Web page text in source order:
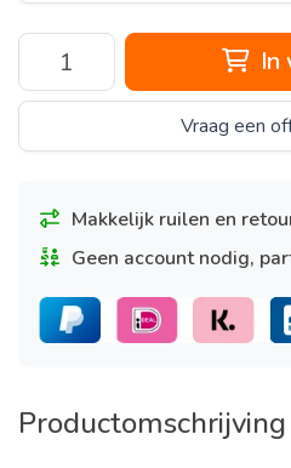
In
Vraag een
Makkelijk ruilen en
Geen account nodig,
Productomschrijving